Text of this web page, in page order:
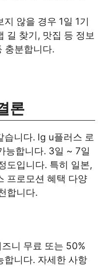
않을 경우 1일 1기
길 찾기, 맛집 등 정보
충분합니다.
론
습니다. lg u플러스 로
능합니다. 3일 ~ 7일
도입니다. 특히 일본,
프로모션 혜택 다양
합니다.
니 무료 또는 50%
합니다. 자세한 사항